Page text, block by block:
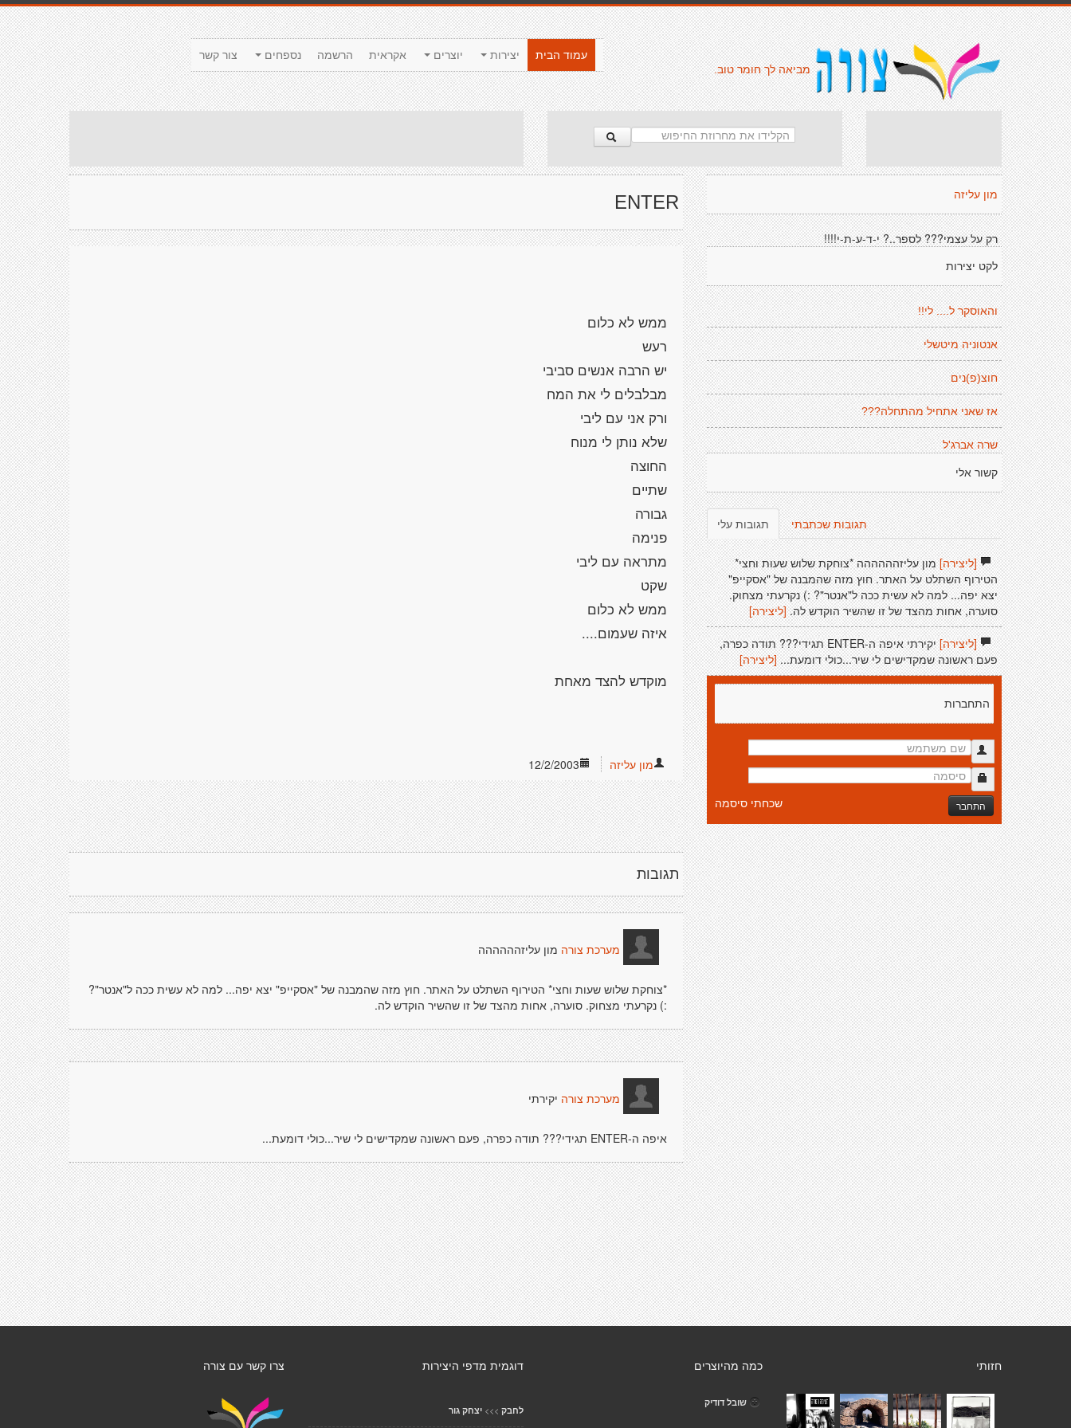
צור קשר נספחים הרשמה אקראית יוצרים יצירות
עמוד הבית
מביאה לך חומר טוב.
ENTER
12/2/2003 מון עליזה
תגובות
מערכת צורה מון עליזהההההה
*צוחקת שלוש שעות וחצי* הטירוף השתלט על האתר. חוץ מזה שהמבנה של "אסקייפ" יצא יפה... למה לא עשית ככה ל"אנטר"?
:) נקרעתי מצחוק. סוערה, אחות מהצד של זו שהשיר הוקדש לה.
מערכת צורה יקירתי
איפה ה-ENTER תגידי??? תודה כפרה, פעם ראשונה שמקדישים לי שיר...כולי דומעת...
מון עליזה
רק על עצמי??? לספר..? י-ד-ע-ת-י!!!!
לקט יצירות
והאוסקר ל.... לי!!
אנטוניה מיטשלי
חוצ(פ)נים
אז שאני אתחיל מהתחלה???
שרה אברג'ל
קשור אלי
תגובות עלי תגובות שכתבתי
[ליצירה]מון עליזהההההה *צוחקת שלוש שעות וחצי*
הטירוף השתלט על האתר. חוץ מזה שהמבנה של "אסקייפ"
יצא יפה... למה לא עשית ככה ל"אנטר"? :) נקרעתי מצחוק.
סוערה, אחות מהצד של זו שהשיר הוקדש לה. [ליצירה]
[ליצירה]
יקירתי איפה ה-ENTER תגידי??? תודה כפרה,
פעם ראשונה שמקדישים לי שיר...כולי דומעת... [ליצירה]
התחברות
התחבר שכחתי סיסמה
צרו קשר עם צורה דוגמית מדפי היצירות
לחבק >>> יצחק גור
כמה מהיוצרים
שובל דודיק
חזותי